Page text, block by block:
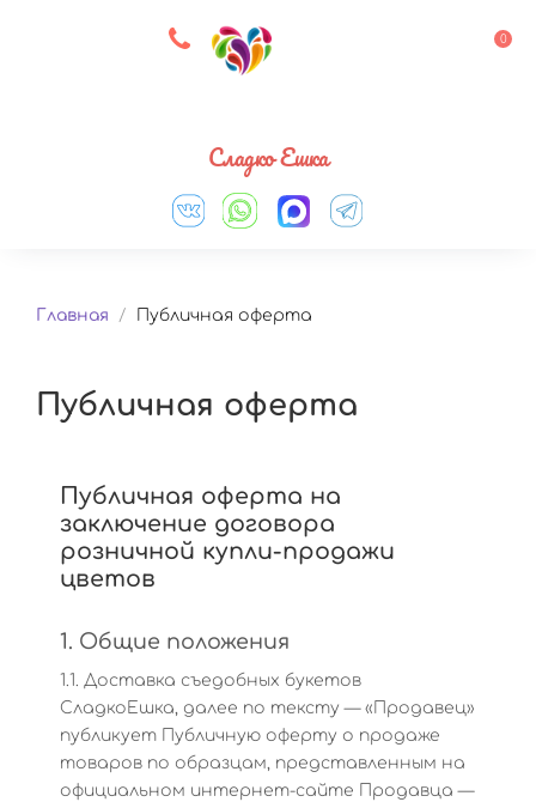
8 927 083 33 05 0
Сладко Ешка
Главная / Публичная оферта
Публичная оферта
Публичная оферта на
заключение договора
розничной купли-продажи
цветов
1. Общие положения
1.1. Доставка съедобных букетов
СладкоЕшка, далее по тексту — «Продавец»
публикует Публичную оферту о продаже
товаров по образцам, представленным на
официальном интернет-сайте Продавца —